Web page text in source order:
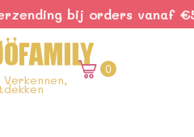
bij orders vanaf
Verkennen,
0